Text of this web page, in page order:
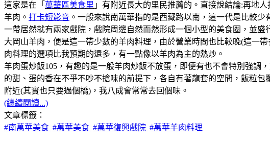
這家是在「 萬華區美食里 」有附近長大的里民推薦的。直接說結論:再地
羊肉。 打卡短影音 。一般來說南萬華指的是西藏路以南，這一代是比較
一帶居然就有兩家戲院，戲院周邊自然而然形成一個小型的美食圈，並
大岡山羊肉，便是這一帶少數的羊肉料理，由於營業時間也比較晚(這一
肉料理的選項比我預期的還多，有一點像以羊肉為主的熱炒。
羊肉蛋炒飯105，有趣的是一般羊肉炒飯不放蛋，即便有也不會特別強調
的甜、蛋的香在不爭不吵不搶味的前提下，各自有著龍套的空間，飯粒
附近(其實也只要過個橋)，我八成會常常去回個味。
(繼續閱讀...)
文章標籤：
#南萬華美食 #萬華美食 #萬華復興戲院 #萬華羊肉料理